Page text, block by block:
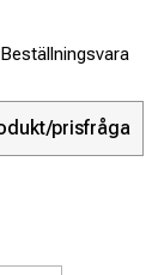
Beställningsvara
prisfråga